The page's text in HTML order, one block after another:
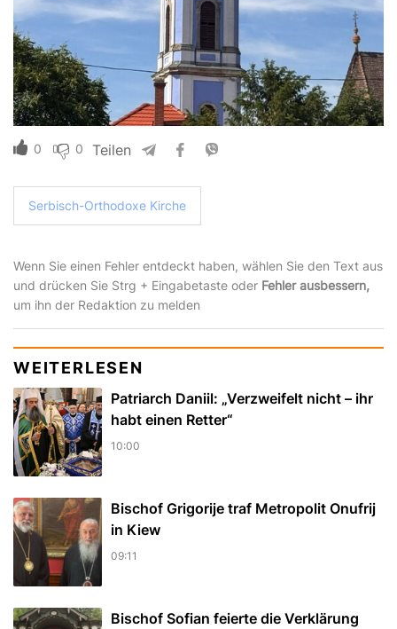
0 0 Teilen
Serbisch-Orthodoxe Kirche
Wenn Sie einen Fehler entdeckt haben, wählen Sie den Text aus
und drücken Sie Strg + Eingabetaste oder Fehler ausbessern,
um ihn der Redaktion zu melden
WEITERLESEN
Patriarch Daniil: „Verzweifelt nicht – ihr
habt einen Retter“
10:00
Bischof Grigorije traf Metropolit Onufrij
in Kiew
09:11
Bischof Sofian feierte die Verklärung